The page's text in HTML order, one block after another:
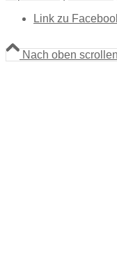
Link zu
Nach oben scrollen